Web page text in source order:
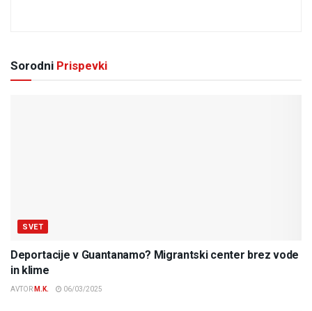
Sorodni Prispevki
SVET
Deportacije v Guantanamo? Migrantski center brez vode
in klime
AVTOR M.K. 06/03/2025